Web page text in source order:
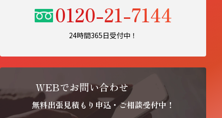
0120-21-7144
24時間365日受付中！
WEBでお問い合わせ
無料出張見積もり申込・ご相談受付中！